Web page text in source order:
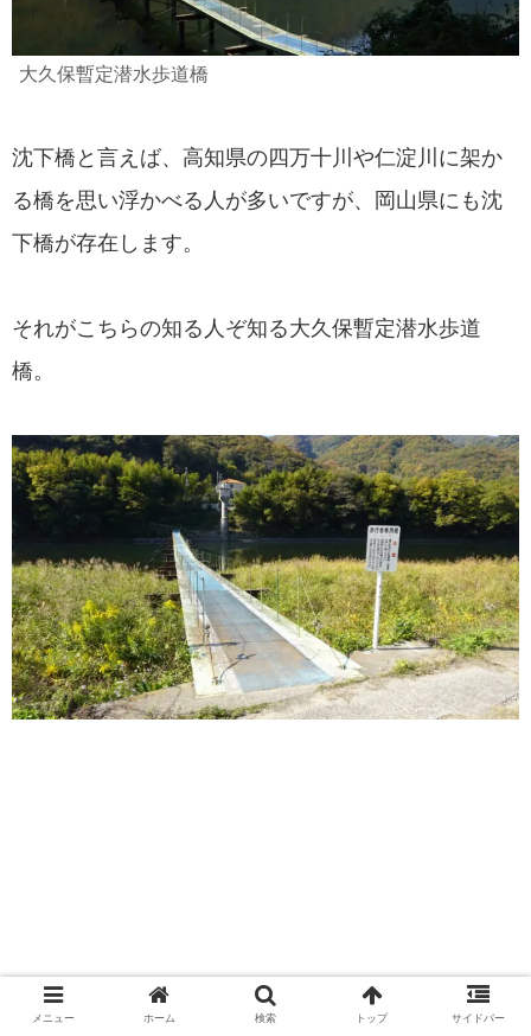
大久保暫定潜水歩道橋
沈下橋と言えば、高知県の四万十川や仁淀川に架か
る橋を思い浮かべる人が多いですが、岡山県にも沈
下橋が存在します。
それがこちらの知る人ぞ知る大久保暫定潜水歩道
橋。
メニュー ホーム 検索 トップ サイドバー